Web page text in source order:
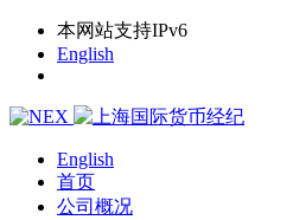
本网站支持IPv6
English
English
首页
公司概况